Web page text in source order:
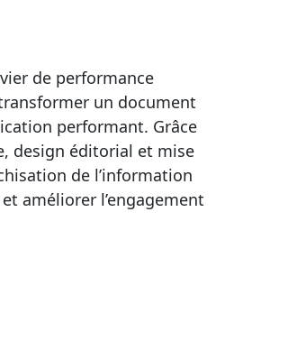
de performance
un document
performant. Grâce
design éditorial et mise
de l’information
améliorer l’engagement